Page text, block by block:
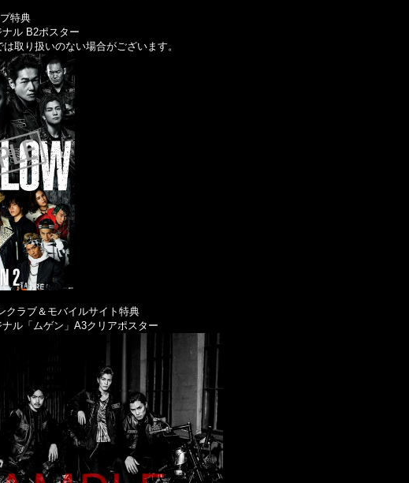
特典
ル B2ポスター
取り扱いのない場合がございます。
クラブ＆モバイルサイト特典
ル「ムゲン」A3クリアポスター